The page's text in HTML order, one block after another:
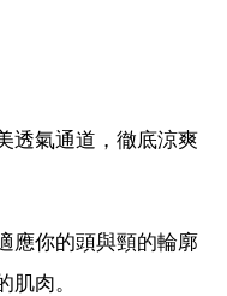
透氣通道，徹底涼爽
應你的頭與頸的輪廓
肉。